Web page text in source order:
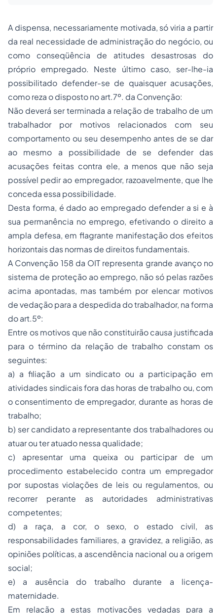
A dispensa, necessariamente motivada, só viria a partir
da real necessidade de administração do negócio, ou
como conseqüência de atitudes desastrosas do
próprio empregado. Neste último caso, ser-lhe-ia
possibilitado defender-se de quaisquer acusações,
como reza o disposto no art.7º. da Convenção:
Não deverá ser terminada a relação de trabalho de um
trabalhador por motivos relacionados com seu
comportamento ou seu desempenho antes de se dar
ao mesmo a possibilidade de se defender das
acusações feitas contra ele, a menos que não seja
possível pedir ao empregador, razoavelmente, que lhe
conceda essa possibilidade.
Desta forma, é dado ao empregado defender a si e à
sua permanência no emprego, efetivando o direito a
ampla defesa, em flagrante manifestação dos efeitos
horizontais das normas de direitos fundamentais.
A Convenção 158 da OIT representa grande avanço no
sistema de proteção ao emprego, não só pelas razões
acima apontadas, mas também por elencar motivos
de vedação para a despedida do trabalhador, na forma
do art.5º:
Entre os motivos que não constituirão causa justificada
para o término da relação de trabalho constam os
seguintes:
a) a filiação a um sindicato ou a participação em
atividades sindicais fora das horas de trabalho ou, com
o consentimento de empregador, durante as horas de
trabalho;
b) ser candidato a representante dos trabalhadores ou
atuar ou ter atuado nessa qualidade;
c) apresentar uma queixa ou participar de um
procedimento estabelecido contra um empregador
por supostas violações de leis ou regulamentos, ou
recorrer perante as autoridades administrativas
competentes;
d) a raça, a cor, o sexo, o estado civil, as
responsabilidades familiares, a gravidez, a religião, as
opiniões políticas, a ascendência nacional ou a origem
social;
e) a ausência do trabalho durante a licença-
maternidade.
Em relação a estas motivações vedadas para a